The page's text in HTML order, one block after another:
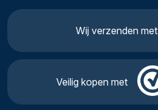
Wij verzenden met
Veilig kopen met